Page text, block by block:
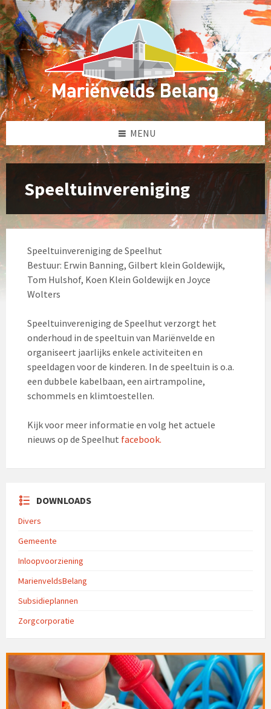
Skip
to
content
Skip
to
left
sidebar
Skip
to
footer
MENU
Speeltuinvereniging
Speeltuinvereniging de Speelhut
Bestuur: Erwin Banning, Gilbert klein Goldewijk,
Tom Hulshof, Koen Klein Goldewijk en Joyce
Wolters
Speeltuinvereniging de Speelhut verzorgt het
onderhoud in de speeltuin van Mariënvelde en
organiseert jaarlijks enkele activiteiten en
speeldagen voor de kinderen. In de speeltuin is o.a.
een dubbele kabelbaan, een airtrampoline,
schommels en klimtoestellen.
Kijk voor meer informatie en volg het actuele
nieuws op de Speelhut facebook.
DOWNLOADS
Divers
Gemeente
Inloopvoorziening
MarienveldsBelang
Subsidieplannen
Zorgcorporatie